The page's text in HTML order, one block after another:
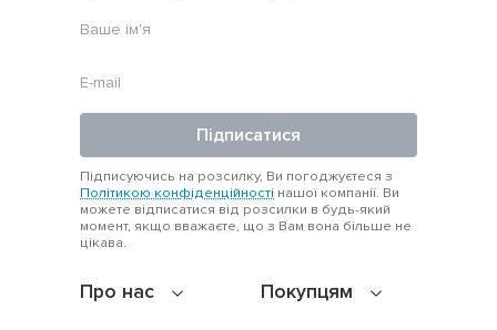
Про нас Покупцям
Підписатися
Підписуючись на розсилку, Ви погоджуєтеся з
Політикою конфіденційності нашої компанії. Ви
можете відписатися від розсилки в будь-який
момент, якщо вважаєте, що з Вам вона більше не
цікава.